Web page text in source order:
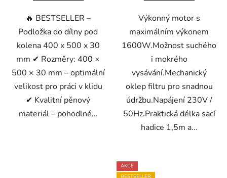
🔥 BESTSELLER –
Podložka do dílny pod
kolena 400 x 500 x 30
mm ✔ Rozměry: 400 ×
500 × 30 mm – optimální
velikost pro práci v klidu
✔ Kvalitní pěnový
materiál – pohodlné...
Výkonný motor s
maximálním výkonem
1600W.Možnost suchého
i mokrého
vysávání.Mechanický
oklep filtru pro snadnou
údržbu.Napájení 230V /
50Hz.Praktická délka sací
hadice 1,5m a...
AKCE